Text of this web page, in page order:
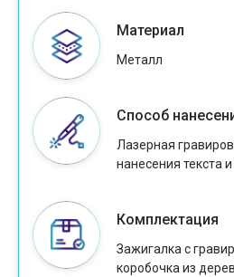
Материал
Металл
Способ
Лазерная
нанесения текста
Комплектация
Зажигалка с
коробочка из